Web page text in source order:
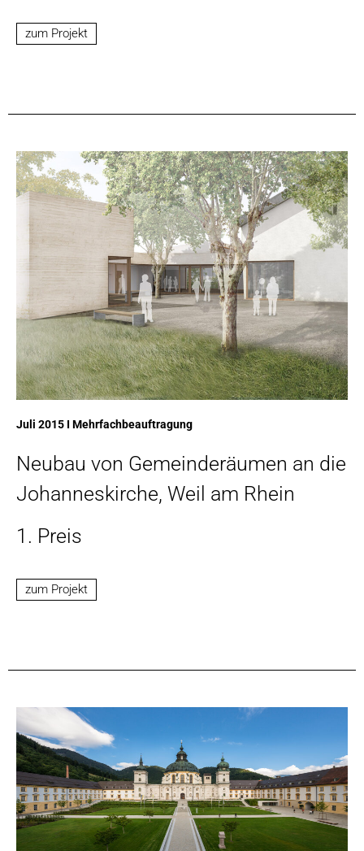
zum Projekt
Juli 2015 I Mehrfachbeauftragung
Neubau von Gemeinderäumen an die
Johanneskirche, Weil am Rhein
1. Preis
zum Projekt